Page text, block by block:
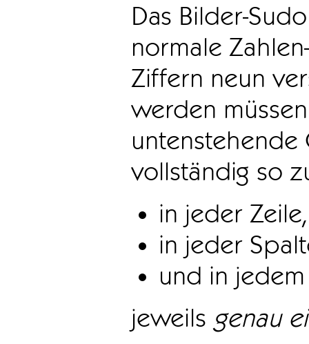
Das Bilder-
normale
Ziffern neun
werden
vollständig so
in jeder Zeile,
in jeder
und in
jeweils genau